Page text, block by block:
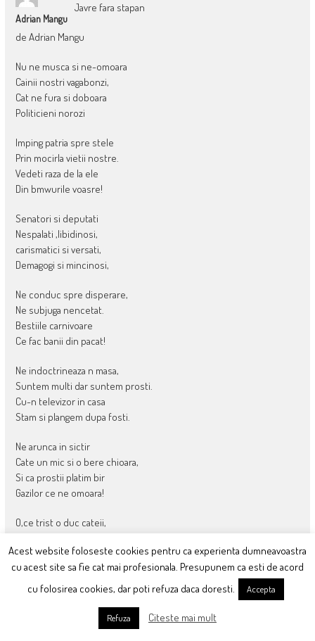
Adrian Mangu
Javre fara stapan
de Adrian Mangu
Nu ne musca si ne-omoara
Cainii nostri vagabonzi,
Cat ne fura si doboara
Politicieni norozi
Imping patria spre stele
Prin mocirla vietii nostre.
Vedeti raza de la ele
Din bmwurile voasre!
Senatori si deputati
Nespalati ,libidinosi,
carismatici si versati,
Demagogi si mincinosi,
Ne conduc spre disperare,
Ne subjuga nencetat.
Bestiile carnivoare
Ce fac banii din pacat!
Ne indoctrineaza n masa,
Suntem multi dar suntem prosti.
Cu-n televizor in casa
Stam si plangem dupa fosti.
Ne arunca in sictir
Cate un mic si o bere chioara,
Si ca prostii platim bir
Gazilor ce ne omoara!
O,ce trist o duc cateii,
Ne prostesc pe noi, miseii,
Cu o bula de sapun!
Sunt si rai ne si mai musca…
Ne supun la umilinta!
Acest website foloseste cookies pentru ca experienta dumneavoastra
cu acest site sa fie cat mai profesionala. Presupunem ca esti de acord
cu folosirea cookies, dar poti refuza daca doresti.
Accepta
Refuza Citeste mai mult